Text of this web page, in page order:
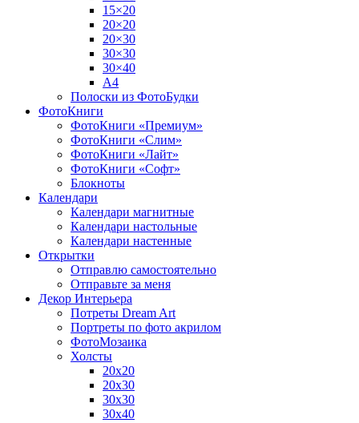
15×20
20×20
20×30
30×30
30×40
A4
Полоски из ФотоБудки
ФотоКниги
ФотоКниги «Премиум»
ФотоКниги «Слим»
ФотоКниги «Лайт»
ФотоКниги «Софт»
Блокноты
Календари
Календари магнитные
Календари настольные
Календари настенные
Открытки
Отправлю самостоятельно
Отправьте за меня
Декор Интерьера
Потреты Dream Art
Портреты по фото акрилом
ФотоМозаика
Холсты
20х20
20х30
30х30
30х40